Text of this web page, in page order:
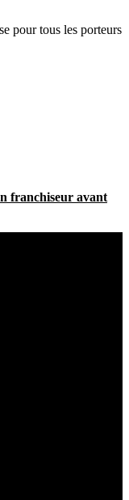
pour tous les porteurs
franchiseur avant